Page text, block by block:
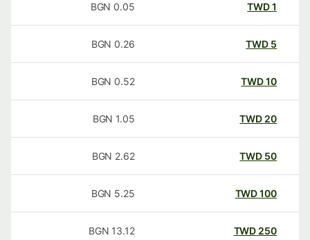
TWD
0.05
BGN
TWD
0.26
BGN
TWD
0.52
BGN
20
TWD
1.05
BGN
50
TWD
2.62
BGN
100
TWD
5.25
BGN
250
TWD
13.12
BGN